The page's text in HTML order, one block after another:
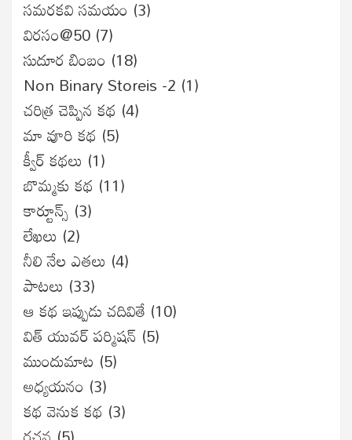
సమరకవి సమయం (3)
విరసం@50 (7)
సుదూర బింబం (18)
Non Binary Storeis -2 (1)
చరిత్ర చెప్పిన కథ (4)
మా వూరి కథ (5)
క్వీర్ కథలు (1)
బొమ్మకు కథ (11)
కార్టూన్స్ (3)
లేఖలు (2)
నీలి నేల ఎతలు (4)
పాటలు (33)
ఆ కథ ఇప్పుడు చదివితే (10)
విత్ యువర్ పర్మిషన్ (5)
ముందుమాట (5)
అధ్యయనం (3)
కథ వెనుక కథ (3)